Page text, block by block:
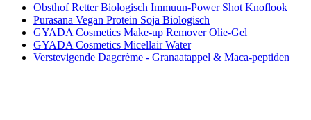
Obsthof Retter Biologisch Immuun-Power Shot Knoflook
Purasana Vegan Protein Soja Biologisch
GYADA Cosmetics Make-up Remover Olie-Gel
GYADA Cosmetics Micellair Water
Verstevigende Dagcrème - Granaatappel & Maca-peptiden